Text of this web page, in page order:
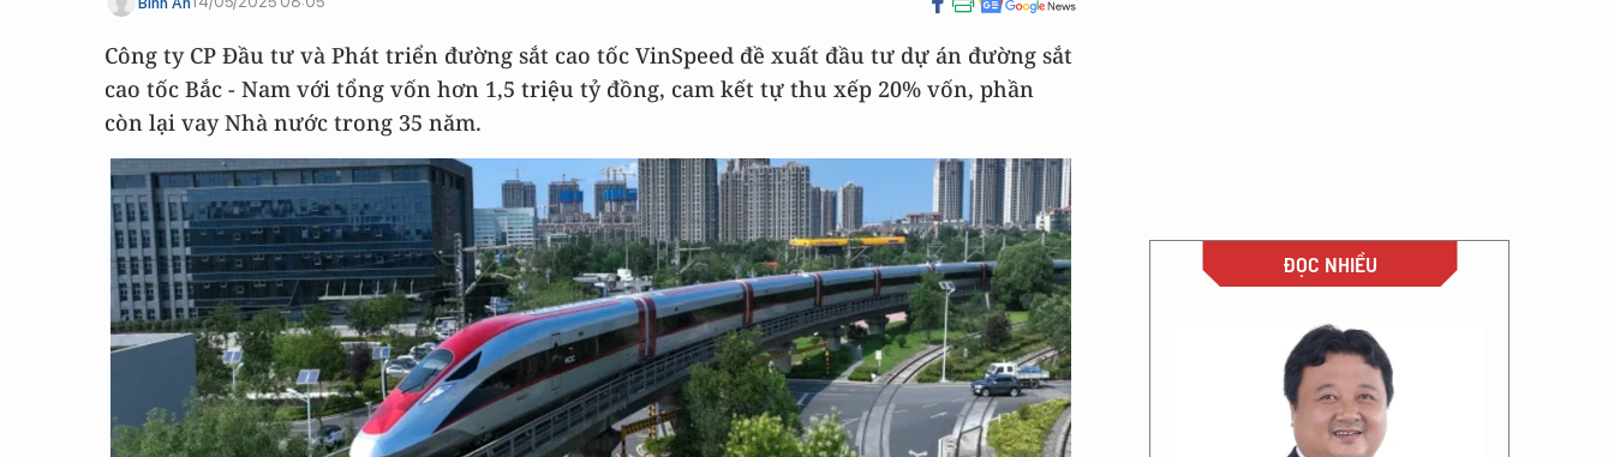
Công ty CP Đầu tư và Phát triển đường sắt cao tốc VinSpeed đề xuất đầu tư dự án đường sắt
cao tốc Bắc - Nam với tổng vốn hơn 1,5 triệu tỷ đồng, cam kết tự thu xếp 20% vốn, phần
còn lại vay Nhà nước trong 35 năm.
ĐỌC NHIỀU